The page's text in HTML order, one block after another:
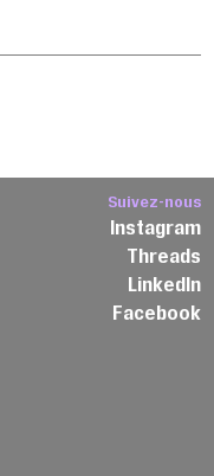
Suivez-nous
Instagram
Threads
LinkedIn
Facebook